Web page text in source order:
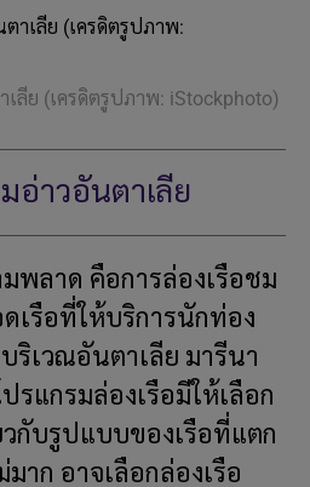
เลีย (เครดิตรูปภาพ: iStockphoto)
อ่าวอันตาเลีย
พลาด คือการล่องเรือชม
เรือที่ให้บริการนักท่อง
ริเวณอันตาเลีย มารีนา
รแกรมล่องเรือมีให้เลือก
กับรูปแบบของเรือที่แตก
าก อาจเลือกล่องเรือ